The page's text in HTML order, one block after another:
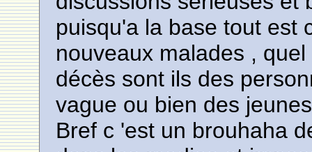
puisqu'a la base tout est
nouveaux malades ,
décès sont ils des
vague ou bien des
Bref c 'est un brouhaha